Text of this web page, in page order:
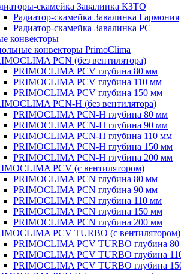
скамейка Завалинка КЗТО
Радиатор-скамейка Завалинка Гармония
Радиатор-скамейка Завалинка РС
конвекторы
конвекторы PrimoClima
PCN (без вентилятора)
PRIMOCLIMA PCV глубина 80 мм
PRIMOCLIMA PCV глубина 110 мм
PRIMOCLIMA PCV глубина 150 мм
PCN-H (без вентилятора)
PRIMOCLIMA PCN-H глубина 80 мм
PRIMOCLIMA PCN-H глубина 90 мм
PRIMOCLIMA PCN-H глубина 110 мм
PRIMOCLIMA PCN-H глубина 150 мм
PRIMOCLIMA PCN-H глубина 200 мм
PCV (c вентилятором)
PRIMOCLIMA PCN глубина 80 мм
PRIMOCLIMA PCN глубина 90 мм
PRIMOCLIMA PCN глубина 110 мм
PRIMOCLIMA PCN глубина 150 мм
PRIMOCLIMA PCN глубина 200 мм
PCV TURBO (c вентилятором)
PRIMOCLIMA PCV TURBO глубина
PRIMOCLIMA PCV TURBO глубина
PRIMOCLIMA PCV TURBO глубина